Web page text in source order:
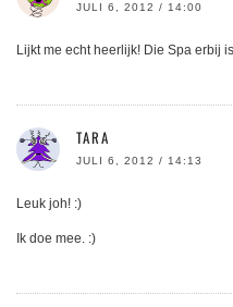
JULI 6, 2012 / 14:00
Lijkt me echt heerlijk! Die Spa erbij
TARA
JULI 6, 2012 / 14:13
Leuk joh! :)
Ik doe mee. :)